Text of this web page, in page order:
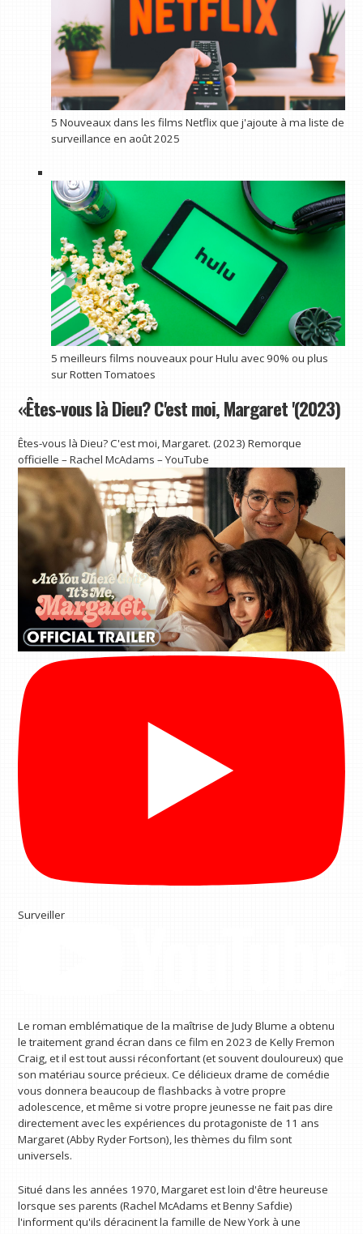
5 Nouveaux dans les films Netflix que j'ajoute à ma liste de
surveillance en août 2025
5 meilleurs films nouveaux pour Hulu avec 90% ou plus
sur Rotten Tomatoes
«Êtes-vous là Dieu? C'est moi, Margaret '(2023)
Êtes-vous là Dieu? C'est moi, Margaret. (2023) Remorque
officielle – Rachel McAdams – YouTube
Surveiller
Le roman emblématique de la maîtrise de Judy Blume a obtenu
le traitement grand écran dans ce film en 2023 de Kelly Fremon
Craig, et il est tout aussi réconfortant (et souvent douloureux) que
son matériau source précieux. Ce délicieux drame de comédie
vous donnera beaucoup de flashbacks à votre propre
adolescence, et même si votre propre jeunesse ne fait pas dire
directement avec les expériences du protagoniste de 11 ans
Margaret (Abby Ryder Fortson), les thèmes du film sont
universels.
Situé dans les années 1970, Margaret est loin d'être heureuse
lorsque ses parents (Rachel McAdams et Benny Safdie)
l'informent qu'ils déracinent la famille de New York à une